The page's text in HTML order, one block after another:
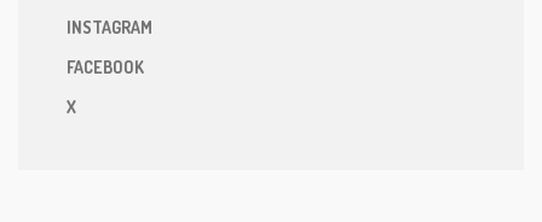
INSTAGRAM
FACEBOOK
X